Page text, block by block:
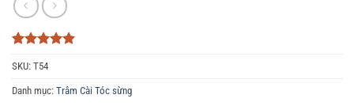
5trên 5
dựa trên
3
đánh giá
SKU: T54
Danh mục: Trâm Cài Tóc sừng